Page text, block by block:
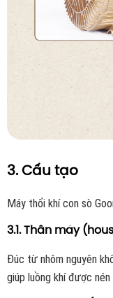
3. Cấu tạo
Máy thổi khí con sò
3.1. Thân máy
Đúc từ nhôm nguyên
giúp luồng khí được